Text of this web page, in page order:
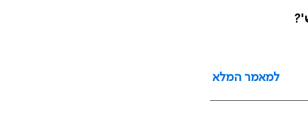
למאמר המלא